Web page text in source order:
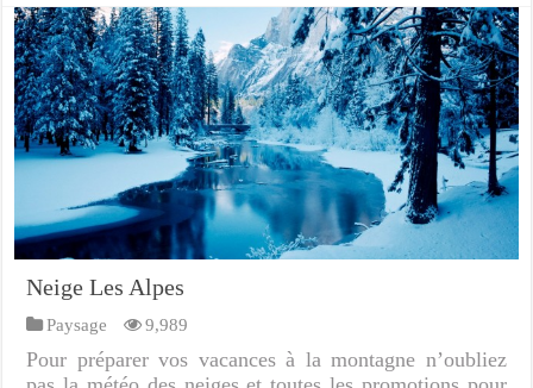
Neige Les Alpes
Paysage 9,989
Pour préparer vos vacances à la montagne n’oubliez